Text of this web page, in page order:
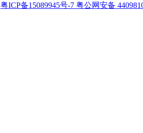
粤ICP备15089945号-7 粤公网安备